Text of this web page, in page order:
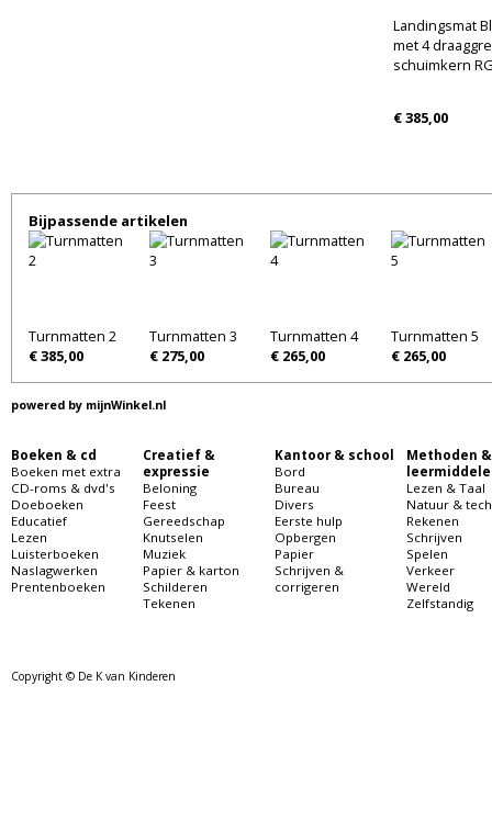
Landingsmat
met 4
schuimkern
€ 385,00
Bijpassende artikelen
Turnmatten 2
€ 385,00
Turnmatten 3
€ 275,00
Turnmatten 4
€ 265,00
Turnmatten 5
€ 265,00
powered by mijnWinkel.nl
Boeken & cd
Boeken met extra
CD-roms & dvd's
Doeboeken
Educatief
Lezen
Luisterboeken
Naslagwerken
Prentenboeken
Creatief &
expressie
Beloning
Feest
Gereedschap
Knutselen
Muziek
Papier & karton
Schilderen
Tekenen
Kantoor & school
Bord
Bureau
Divers
Eerste hulp
Opbergen
Papier
Schrijven &
corrigeren
Methoden &
Lezen & Taal
Natuur &
Rekenen
Schrijven
Spelen
Verkeer
Wereld
Zelfstandig
Copyright © De K van Kinderen